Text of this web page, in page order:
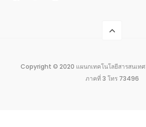
Copyright © 2020 แผนกเทคโนโลยีสารสนเทศ
ภาคที่ 3 โทร 73496